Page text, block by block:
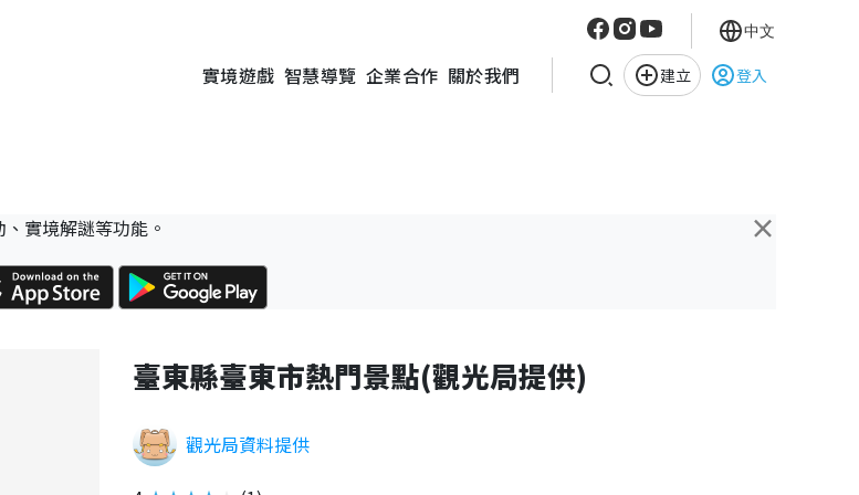
實境遊戲 智慧導覽 企業合作 關於我們 建立 登入
中文
×
實境解謎等功能。
臺東縣臺東市熱門景點(觀光局提供)
觀光局資料提供